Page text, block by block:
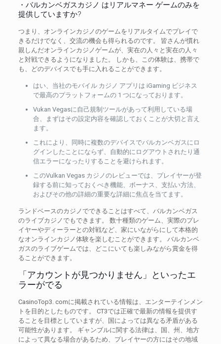
・バルカンベガスカジノ はリアルマネー ゲームのみを
提供していますか?
つまり、オンラインカジノのゲームをリアルタイムでプレイで
きるだけでなく、交流の機会も得られるのです。 皆さんが慣れ
親しんだオンラインカジノゲームが、実在の人々と実在の人々
と対戦できるようになりました。 しかも、この体験は、携帯で
も、どのデバイスでも手に入れることができます。
はい、当社のモバイル カジノ アプリは iGaming ビジネス
で最高のプラットフォームの 1 つになっております。
Vukan Vegasに自己規制ツールがあって利用している場
合、まずはその設定内容を確認しておくことが大切と言え
ます。
これにより、同時に複数のデバイスでバルカンベガスにロ
グインしたことにならず、自動的にログアウトされたり通
信エラーになったりすることを避けられます。
このVulkan Vegas カジノのレビューでは、プレイヤーが登
録する前に知っておくべき機能、ボーナス、支払い方法、
およびその他の詳細の重要な詳細に焦点を当てます。
ランドベースのカジノでできることはすべて、バルカンベガス
のライブカジノでもできます。 数十種類のゲーム、実際のプレ
イヤーやディーラーとの対戦など、家にいながらにして本格的
なオンラインカジノ体験を楽しむことができます。 バルカンベ
ガスのライブゲームでは、どこにいても楽しみながら賞金を得
ることができます。
「アカウントが見つかりません」といったエ
ラーがでる
CasinoTop3. comに掲載されている情報は、エンターテインメン
トを目的としたものです。 CT3では正確で最新の情報を提供す
ることを目標としていますが、国によっては異なる矛盾がある
可能性があります。 ギャンブルに関する法律は、国、州、地方
によって異なる場合があるため、プレイヤーの方にはその地域